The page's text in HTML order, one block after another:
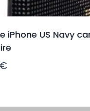
iPhone US Navy
€